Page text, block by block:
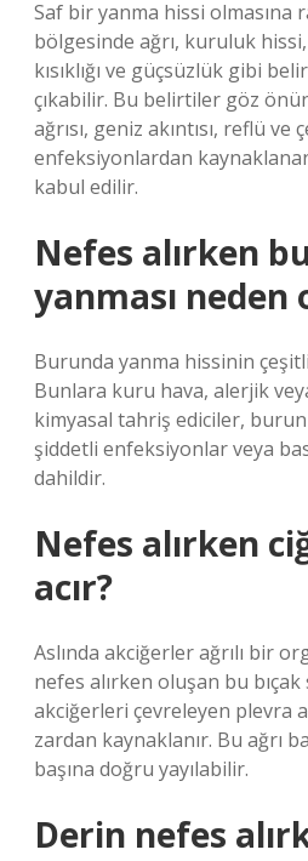
Saf bir yanma hissi olmasına
bölgesinde ağrı, kuruluk
kısıklığı ve güçsüzlük gibi
çıkabilir. Bu belirtiler göz
ağrısı, geniz akıntısı, reflü ve
enfeksiyonlardan
kabul edilir.
Nefes alırken
yanması neden
Burunda yanma hissinin
Bunlara kuru hava, alerjik
kimyasal tahriş ediciler, burun
şiddetli enfeksiyonlar veya
dahildir.
Nefes alırken
acır?
Aslında akciğerler ağrılı bir
nefes alırken oluşan bu bıçak
akciğerleri çevreleyen plevra
zardan kaynaklanır. Bu ağrı
başına doğru yayılabilir.
Derin nefes